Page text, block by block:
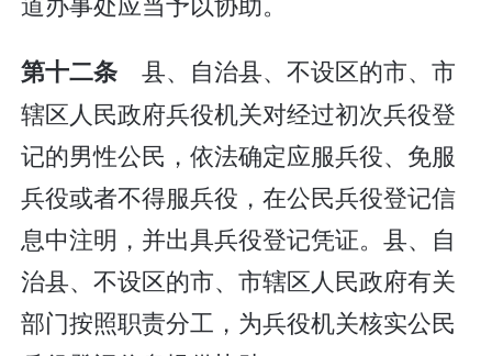
第十二条 县、自治县、不设区的市、市
辖区人民政府兵役机关对经过初次兵役登
记的男性公民，依法确定应服兵役、免服
兵役或者不得服兵役，在公民兵役登记信
息中注明，并出具兵役登记凭证。县、自
治县、不设区的市、市辖区人民政府有关
部门按照职责分工，为兵役机关核实公民